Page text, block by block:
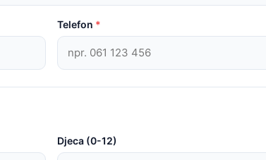
Telefon *
Djeca (0-12)